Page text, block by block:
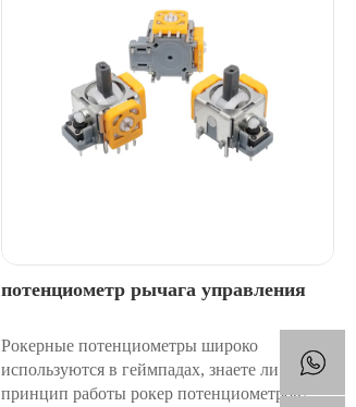
потенциометр рычага управления
Рокерные потенциометры широко
используются в геймпадах, знаете ли вы
принцип работы рокер потенциометров?